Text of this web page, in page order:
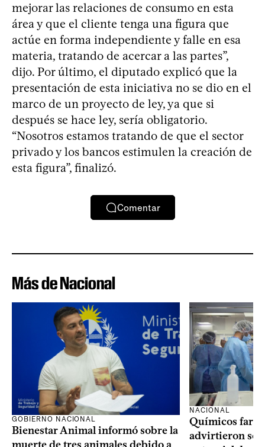
mejorar las relaciones de consumo en esta
área y que el cliente tenga una figura que
actúe en forma independiente y falle en esa
materia, tratando de acercar a las partes”,
dijo. Por último, el diputado explicó que la
presentación de esta iniciativa no se dio en el
marco de un proyecto de ley, ya que si
después se hace ley, sería obligatorio.
“Nosotros estamos tratando de que el sector
privado y los bancos estimulen la creación de
esta figura”, finalizó.
Comentar
Más de Nacional
GOBIERNO NACIONAL
Bienestar Animal informó sobre la
NACIONAL
Químicos
advirtieron